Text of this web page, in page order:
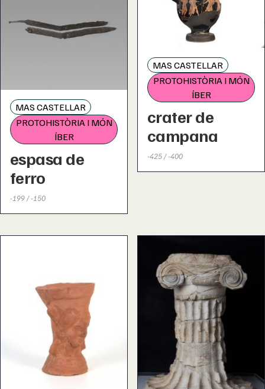
MAS CASTELLAR
PROTOHISTÒRIA I MÓN
ÍBER
espasa de
ferro
-199 / -150
MAS CASTELLAR
PROTOHISTÒRIA I MÓN
ÍBER
crater de
campana
-425 / -400